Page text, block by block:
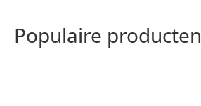
Populaire producten